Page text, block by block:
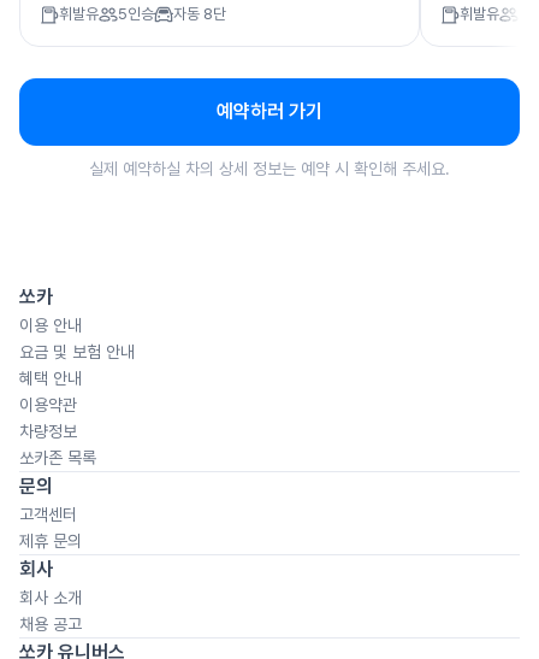
휘발유
5인승 자동 8단
휘발유
예약하러 가기
실제 예약하실 차의 상세 정보는 예약 시 확인해 주세요.
쏘카
이용 안내
요금 및 보험 안내
혜택 안내
이용약관
차량정보
쏘카존 목록
문의
고객센터
제휴 문의
회사
회사 소개
채용 공고
쏘카 유니버스